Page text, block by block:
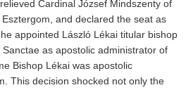
Cardinal József Mindszenty of
and declared the seat as
appointed László Lékai titular bishop
as apostolic administrator of
Bishop Lékai was apostolic
This decision shocked not only the